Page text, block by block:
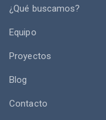
¿Qué buscamos?
Equipo
Proyectos
Blog
Contacto